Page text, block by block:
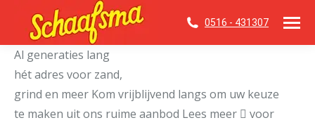
0516 - 431307
Al generaties lang
hét adres voor zand,
grind en meer Kom vrijblijvend langs om uw keuze
te maken uit ons ruime aanbod Lees meer
voor